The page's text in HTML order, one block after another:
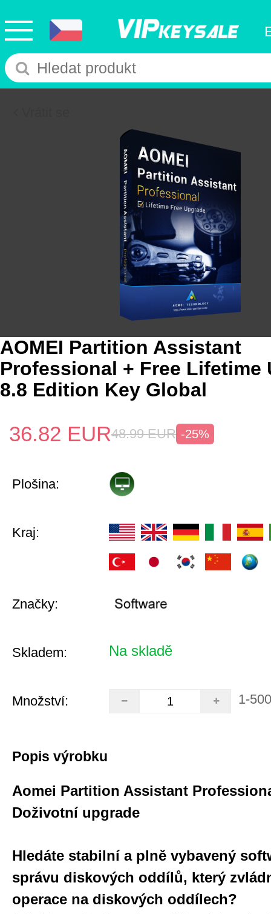
AOMEI Partition Assistant
Professional + Free Lifetime
8.8 Edition Key Global
36.82 EUR48.99 EUR -25%
Plošina:
Kraj:
Značky:
Skladem: Na skladě
Množství: 1-500
Popis výrobku
Aomei Partition Assistant
Doživotní upgrade
Hledáte stabilní a plně vybavený
správu diskových oddílů, který
operace na diskových oddílech?